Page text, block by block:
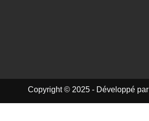
Copyright © 2025 - Développé par